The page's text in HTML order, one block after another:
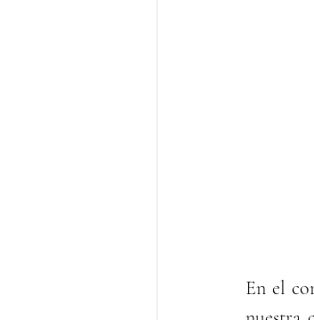
En el